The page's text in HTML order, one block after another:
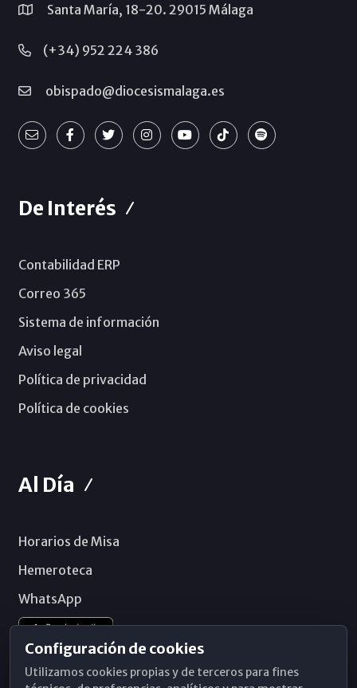
Santa María, 18-20. 29015 Málaga
(+34) 952 224 386
obispado@diocesismalaga.es
De Interés
Contabilidad ERP
Correo 365
Sistema de información
Aviso legal
Política de privacidad
Política de cookies
Al Día
Horarios de Misa
Hemeroteca
WhatsApp
Configuración de cookies
Utilizamos cookies propias y de terceros para fines